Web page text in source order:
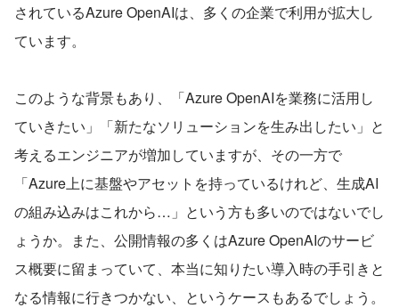
されているAzure OpenAIは、多くの企業で利用が拡大し
ています。
このような背景もあり、「Azure OpenAIを業務に活用し
ていきたい」「新たなソリューションを生み出したい」と
考えるエンジニアが増加していますが、その一方で
「Azure上に基盤やアセットを持っているけれど、生成AI
の組み込みはこれから…」という方も多いのではないでし
ょうか。また、公開情報の多くはAzure OpenAIのサービ
ス概要に留まっていて、本当に知りたい導入時の手引きと
なる情報に行きつかない、というケースもあるでしょう。